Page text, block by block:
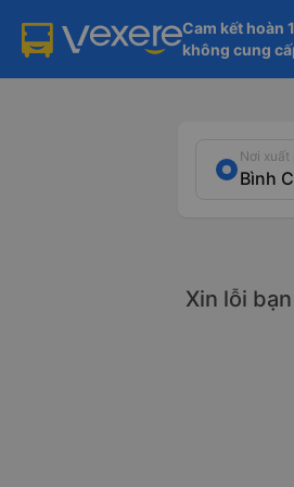
Cam kết hoàn
không cung
Nơi xuất
Xin lỗi